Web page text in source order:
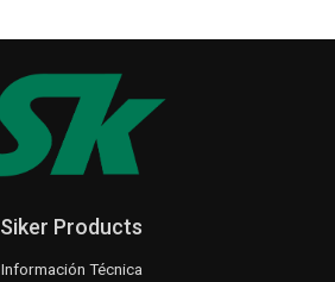
Siker Products
Información Técnica